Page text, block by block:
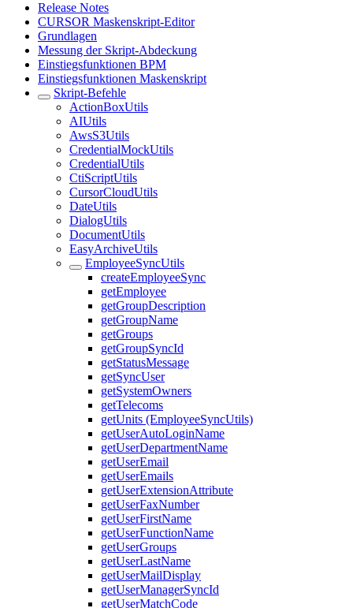
Release Notes
CURSOR Maskenskript-Editor
Grundlagen
Messung der Skript-Abdeckung
Einstiegsfunktionen BPM
Einstiegsfunktionen Maskenskript
Skript-Befehle
ActionBoxUtils
AIUtils
AwsS3Utils
CredentialMockUtils
CredentialUtils
CtiScriptUtils
CursorCloudUtils
DateUtils
DialogUtils
DocumentUtils
EasyArchiveUtils
EmployeeSyncUtils
createEmployeeSync
getEmployee
getGroupDescription
getGroupName
getGroups
getGroupSyncId
getStatusMessage
getSyncUser
getSystemOwners
getTelecoms
getUnits (EmployeeSyncUtils)
getUserAutoLoginName
getUserDepartmentName
getUserEmail
getUserEmails
getUserExtensionAttribute
getUserFaxNumber
getUserFirstName
getUserFunctionName
getUserGroups
getUserLastName
getUserMailDisplay
getUserManagerSyncId
getUserMatchCode